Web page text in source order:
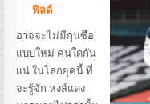
ฟิลด์
อาจจะไม่มีกุนซือ
แบบใหม่ คนใดกัน
แน่ ในโลกยุคนี้ ที่
จะรู้จัก หงส์แดง